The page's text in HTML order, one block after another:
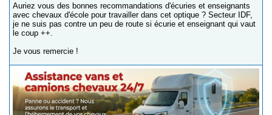
Auriez vous des bonnes recommandations d'écuries et enseignants
avec chevaux d'école pour travailler dans cet optique ? Secteur IDF,
je ne suis pas contre un peu de route si écurie et enseignant qui vaut
le coup ++.
Je vous remercie !